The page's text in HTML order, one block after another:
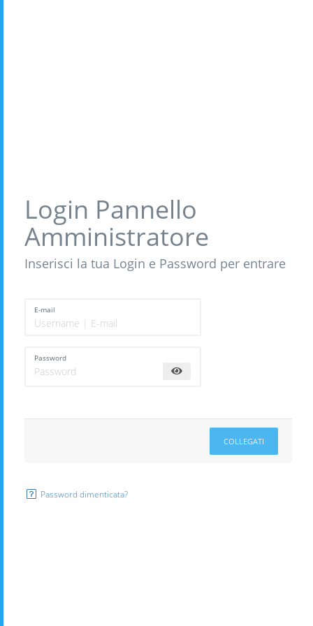
Login Pannello
Amministratore
Inserisci la tua Login e Password per entrare
E-mail
Password
COLLEGATI
Password dimenticata?